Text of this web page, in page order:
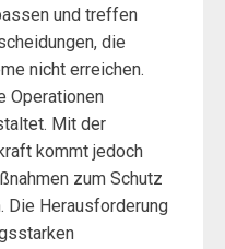
und treffen
die
nicht erreichen.
Operationen
Mit der
kommt jedoch
zum Schutz
Die Herausforderung